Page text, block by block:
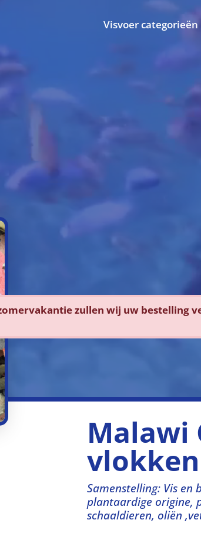
Visvoer categorieën
Malawi
Samenstelling: Vis
plantaardige origine,
schaaldieren, oliën
zullen wij uw bestelling